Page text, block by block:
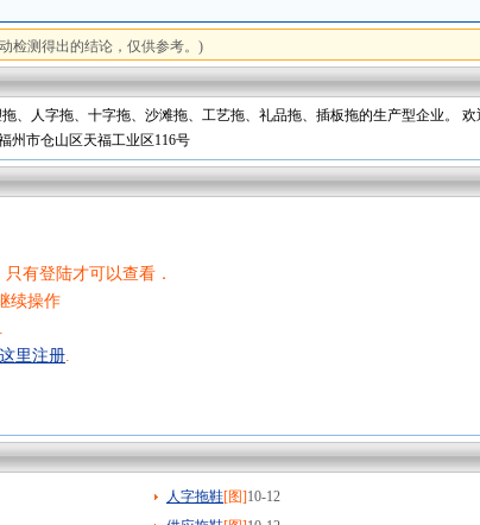
检测得出的结论，仅供参考。)
、人字拖、十字拖、沙滩拖、工艺拖、礼品拖、插板拖的生产型企业。
州市仓山区天福工业区116号
有登陆才可以查看．
续操作
.
这里注册.
人字拖鞋[图]10-12